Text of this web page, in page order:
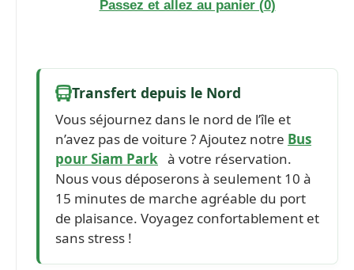
Transfert depuis le Nord
Vous séjournez dans le nord de l’île et
n’avez pas de voiture ? Ajoutez notre Bus
pour Siam Park à votre réservation.
Nous vous déposerons à seulement 10 à
15 minutes de marche agréable du port
de plaisance. Voyagez confortablement et
sans stress !